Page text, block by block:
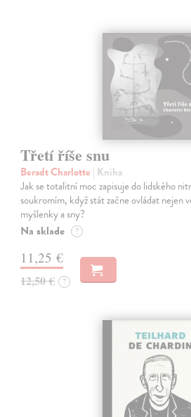
Třetí říše snu
Beradt Charlotte | Kniha
Jak se totalitní moc zapisuje do lidského
soukromím, když stát začne ovládat nejen
myšlenky a sny?
Na sklade ?
11,25 €
12,50 € ?